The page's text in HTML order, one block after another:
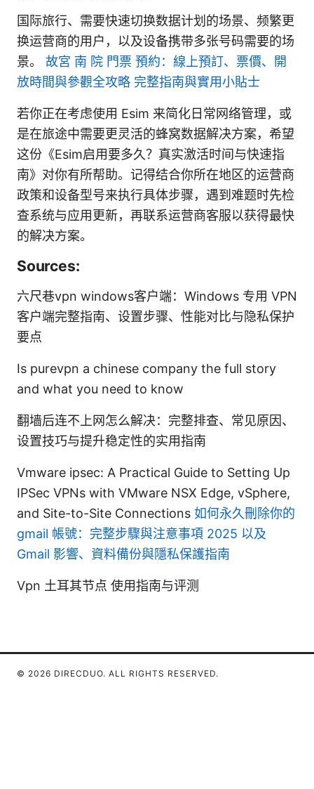
国际旅行、需要快速切换数据计划的场景、频繁更
换运营商的用户，以及设备携带多张号码需要的场
景。 故宮 南 院 門票 預約：線上預訂、票價、開
放時間與參觀全攻略 完整指南與實用小貼士
若你正在考虑使用 Esim 来简化日常网络管理，或
是在旅途中需要更灵活的蜂窝数据解决方案，希望
这份《Esim启用要多久？真实激活时间与快速指
南》对你有所帮助。记得结合你所在地区的运营商
政策和设备型号来执行具体步骤，遇到难题时先检
查系统与应用更新，再联系运营商客服以获得最快
的解决方案。
Sources:
六尺巷vpn windows客户端：Windows 专用 VPN
客户端完整指南、设置步骤、性能对比与隐私保护
要点
Is purevpn a chinese company the full story
and what you need to know
翻墙后连不上网怎么解决：完整排查、常见原因、
设置技巧与提升稳定性的实用指南
Vmware ipsec: A Practical Guide to Setting Up
IPSec VPNs with VMware NSX Edge, vSphere,
and Site-to-Site Connections 如何永久刪除你的
gmail 帳號：完整步驟與注意事項 2025 以及
Gmail 影響、資料備份與隱私保護指南
Vpn 土耳其节点 使用指南与评测
© 2026 DIRECDUO. ALL RIGHTS RESERVED.